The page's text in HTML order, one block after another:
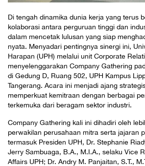
Di tengah dinamika dunia kerja yang terus
kolaborasi antara perguruan tinggi dan
dalam mencetak lulusan yang siap
nyata. Menyadari pentingnya sinergi ini,
Harapan (UPH) melalui unit Corporate
menyelenggarakan Company Gathering
di Gedung D, Ruang 502, UPH Kampus
Tangerang. Acara ini menjadi ajang
memperkuat kemitraan dengan berbagai
terkemuka dari beragam sektor industri.
Company Gathering kali ini dihadiri oleh
perwakilan perusahaan mitra serta jajaran
termasuk Presiden UPH, Dr. Stephanie
Jerry Sambuaga, B.A., M.I.A., selaku Vice
Affairs UPH; Dr. Andry M. Panjaitan, S.T.,